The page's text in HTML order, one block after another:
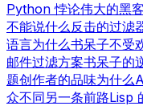
Python 悖论伟大的黑客
不能说什么反击的过滤
语言为什么书呆子不受
邮件过滤方案书呆子的
题创作者的品味为什么
众不同另一条前路Lisp